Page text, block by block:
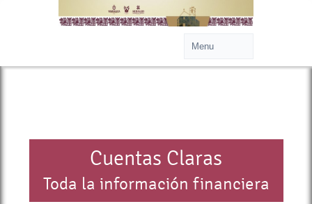
Cuentas Claras
Toda la información financiera